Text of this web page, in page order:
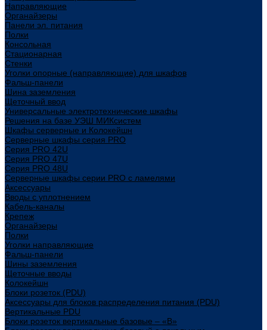
Направляющие
Органайзеры
Панели эл. питания
Полки
Консольная
Стационарная
Стенки
Уголки опорные (направляющие) для шкафов
Фальш-панели
Шина заземления
Щеточный ввод
Универсальные электротехнические шкафы
Решения на базе УЭШ МИКсистем
Шкафы серверные и Колокейшн
Серверные шкафы серия PRO
Серия PRO 42U
Серия PRO 47U
Серия PRO 48U
Серверные шкафы серии PRO с ламелями
Аксессуары
Вводы с уплотнением
Кабель-каналы
Крепеж
Органайзеры
Полки
Уголки направляющие
Фальш-панели
Шины заземления
Щеточные вводы
Колокейшн
Блоки розеток (PDU)
Аксессуары для блоков распределения питания (PDU)
Вертикальные PDU
Блоки розеток вертикальные базовые – «В»